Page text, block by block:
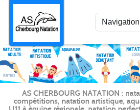
AS CHERBOURG NATATION :
compétitions, natation artistique,
Panneau de gestion des cookies